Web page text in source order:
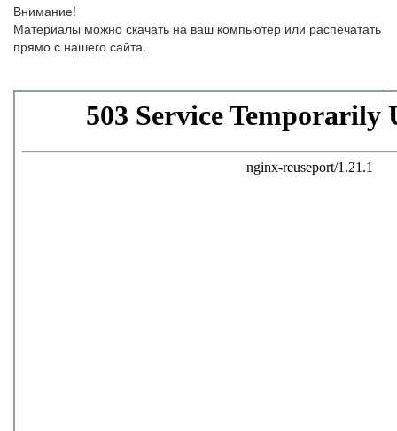
Внимание!
Материалы можно скачать на ваш компьютер или распечатать
прямо с нашего сайта.